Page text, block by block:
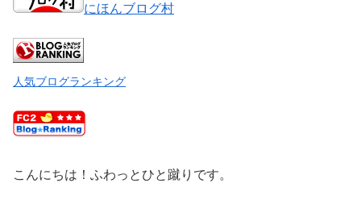
にほんブログ村
人気ブログランキング
こんにちは！ふわっとひと蹴りです。